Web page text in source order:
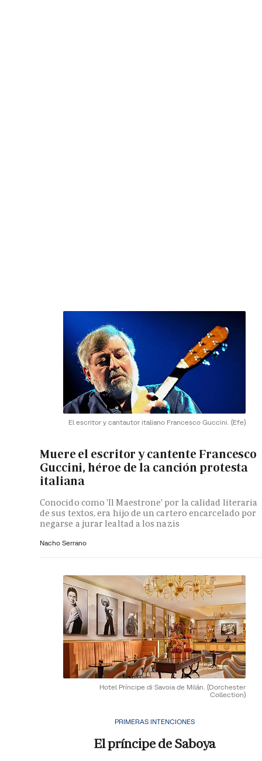
El escritor y cantautor italiano Francesco Guccini. (Efe)
Muere el escritor y cantente Francesco
Guccini, héroe de la canción protesta
italiana
Conocido como 'Il Maestrone' por la calidad literaria
de sus textos, era hijo de un cartero encarcelado por
negarse a jurar lealtad a los nazis
Nacho Serrano
Hotel Príncipe di Savoia de Milán. (Dorchester
Collection)
PRIMERAS INTENCIONES
El príncipe de Saboya